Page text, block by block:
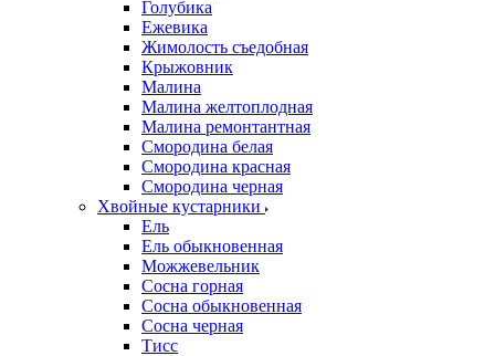
Голубика
Ежевика
Жимолость съедобная
Крыжовник
Малина
Малина желтоплодная
Малина ремонтантная
Смородина белая
Смородина красная
Смородина черная
Хвойные кустарники
Ель
Ель обыкновенная
Можжевельник
Сосна горная
Сосна обыкновенная
Сосна черная
Тисс